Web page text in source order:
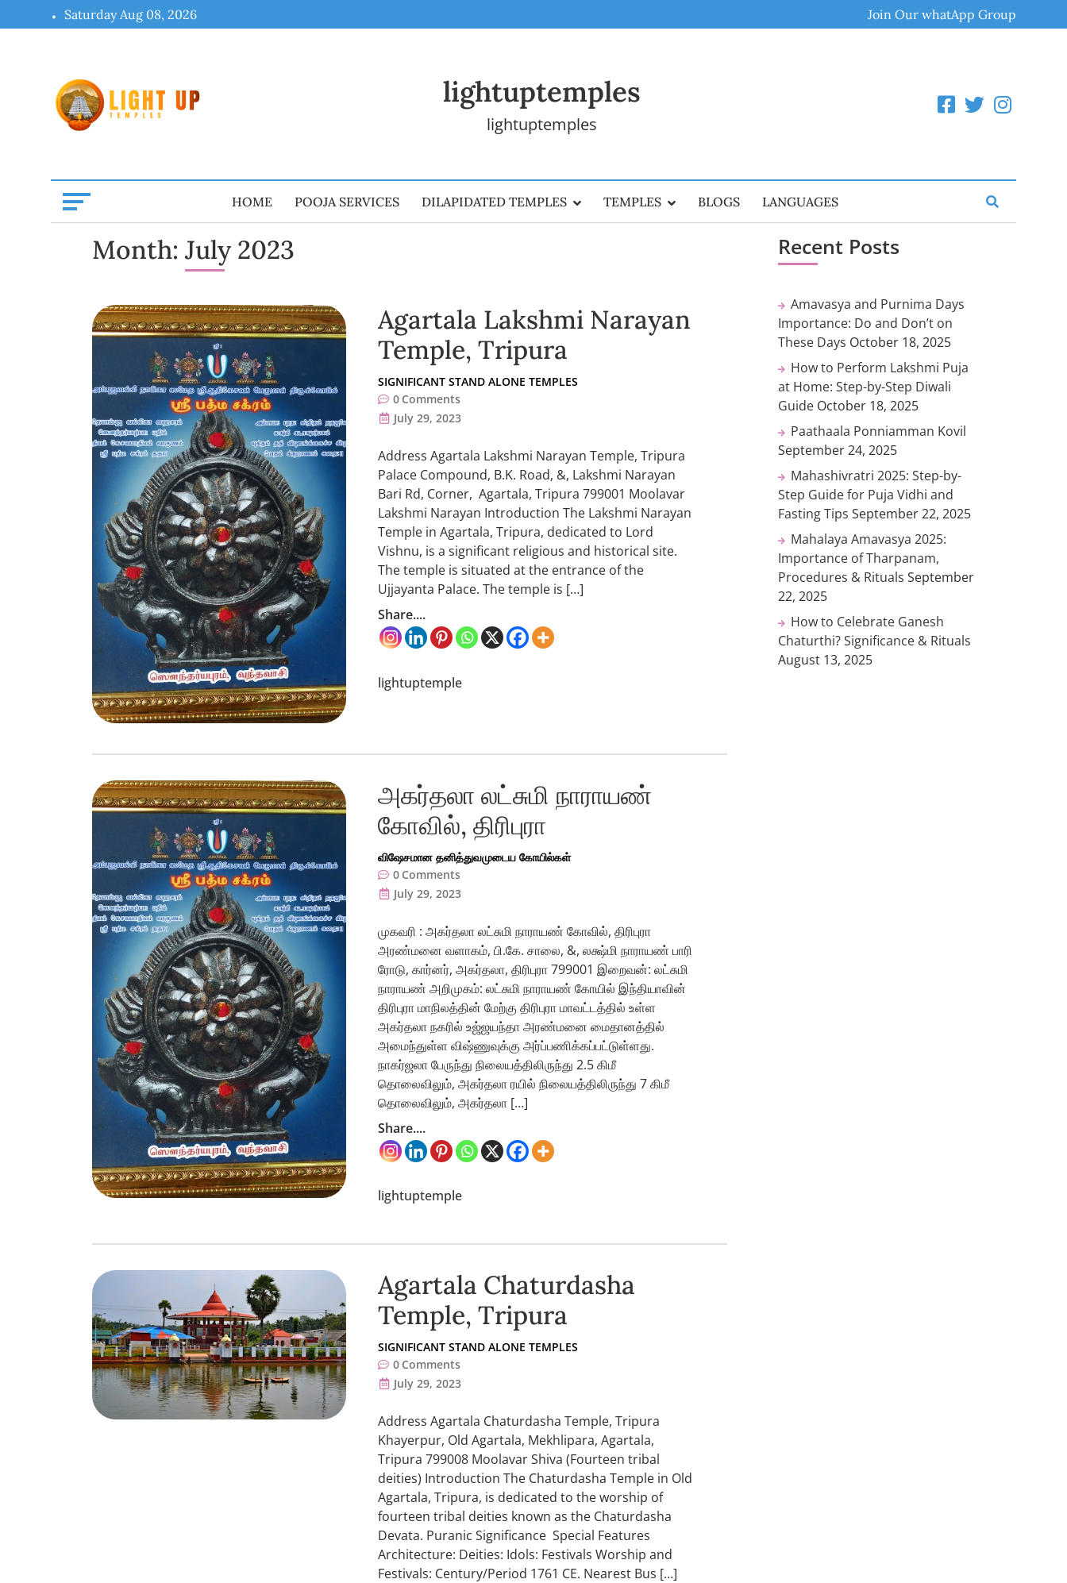
to
Saturday Aug 08, 2026 Join Our whatApp Group
lightuptemples
lightuptemples
HOME POOJA SERVICES DILAPIDATED TEMPLES TEMPLES BLOGS LANGUAGES
Month: July 2023
Agartala Lakshmi Narayan
Temple, Tripura
SIGNIFICANT STAND ALONE TEMPLES
0 Comments
July 29, 2023
Address Agartala Lakshmi Narayan Temple, Tripura
Palace Compound, B.K. Road, &, Lakshmi Narayan
Bari Rd, Corner, Agartala, Tripura 799001 Moolavar
Lakshmi Narayan Introduction The Lakshmi Narayan
Temple in Agartala, Tripura, dedicated to Lord
Vishnu, is a significant religious and historical site.
The temple is situated at the entrance of the
Ujjayanta Palace. The temple is […]
Share....
lightuptemple
அகர்தலா லட்சுமி நாராயண்
கோவில், திரிபுரா
விஷேசமான தனித்துவமுடைய கோயில்கள்
0 Comments
July 29, 2023
முகவரி : அகர்தலா லட்சுமி நாராயண் கோவில், திரிபுரா
அரண்மனை வளாகம், பி.கே. சாலை, &, லக்ஷ்மி நாராயண் பாரி
ரோடு, கார்னர், அகர்தலா, திரிபுரா 799001 இறைவன்: லட்சுமி
நாராயண் அறிமுகம்: லட்சுமி நாராயண் கோயில் இந்தியாவின்
திரிபுரா மாநிலத்தின் மேற்கு திரிபுரா மாவட்டத்தில் உள்ள
அகர்தலா நகரில் உஜ்ஜயந்தா அரண்மனை மைதானத்தில்
அமைந்துள்ள விஷ்ணுவுக்கு அர்ப்பணிக்கப்பட்டுள்ளது.
நாகர்ஜலா பேருந்து நிலையத்திலிருந்து 2.5 கிமீ
தொலைவிலும், அகர்தலா ரயில் நிலையத்திலிருந்து 7 கிமீ
தொலைவிலும், அகர்தலா […]
Share....
lightuptemple
Agartala Chaturdasha
Temple, Tripura
SIGNIFICANT STAND ALONE TEMPLES
0 Comments
July 29, 2023
Address Agartala Chaturdasha Temple, Tripura
Khayerpur, Old Agartala, Mekhlipara, Agartala,
Tripura 799008 Moolavar Shiva (Fourteen tribal
deities) Introduction The Chaturdasha Temple in Old
Agartala, Tripura, is dedicated to the worship of
fourteen tribal deities known as the Chaturdasha
Devata. Puranic Significance Special Features
Architecture: Deities: Idols: Festivals Worship and
Festivals: Century/Period 1761 CE. Nearest Bus […]
Recent Posts
Amavasya and Purnima Days
Importance: Do and Don’t on
These Days October 18, 2025
How to Perform Lakshmi Puja
at Home: Step-by-Step Diwali
Guide October 18, 2025
Paathaala Ponniamman Kovil
September 24, 2025
Mahashivratri 2025: Step-by-
Step Guide for Puja Vidhi and
Fasting Tips September 22, 2025
Mahalaya Amavasya 2025:
Importance of Tharpanam,
Procedures & Rituals September
22, 2025
How to Celebrate Ganesh
Chaturthi? Significance & Rituals
August 13, 2025